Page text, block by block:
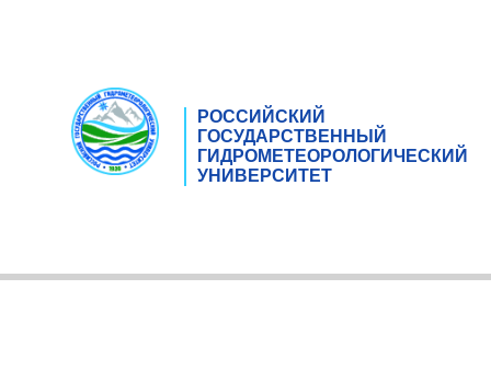
РОССИЙСКИЙ
ГОСУДАРСТВЕННЫЙ
ГИДРОМЕТЕОРОЛОГИЧЕСКИЙ
УНИВЕРСИТЕТ